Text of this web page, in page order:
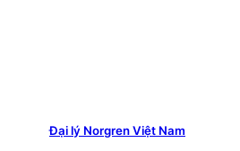
Đại lý Norgren Việt Nam